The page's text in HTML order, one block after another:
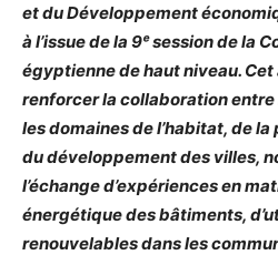
et du Développement
à l’issue de la 9ᵉ session de la
égyptienne de haut niveau.
renforcer la collaboration entre
les domaines de l’habitat, de
du développement des villes,
l’échange d’expériences en
énergétique des bâtiments,
renouvelables dans les